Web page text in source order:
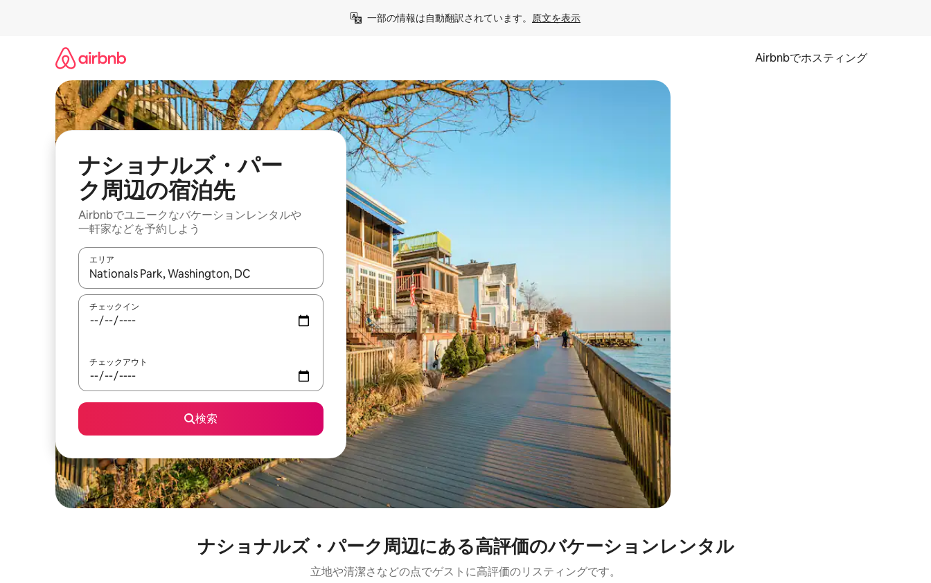
一部の情報は自動翻訳されています。 原文を表示
Airbnbでホスティング
ナショナルズ・パー
ク⁠周⁠辺⁠の宿⁠泊⁠先
Airbnbでユニークなバ⁠ケ⁠ー⁠シ⁠ョ⁠ンレ⁠ン⁠タ⁠ルや
一⁠軒⁠家な⁠ど⁠を予⁠約⁠し⁠よ⁠う
エリア
検索結果が表示されたら、上下の矢印キーを使って移動するか、画面をタッチまたはスワイプして検索結果を確認することができます。
チェックイン
チェックアウト
検索
ナショナルズ・パーク⁠周⁠辺⁠に⁠あ⁠る高⁠評⁠価⁠のバ⁠ケ⁠ー⁠シ⁠ョ⁠ン⁠レ⁠ン⁠タ⁠ル
立地や清潔さなどの点でゲストに高評価のリスティングです。